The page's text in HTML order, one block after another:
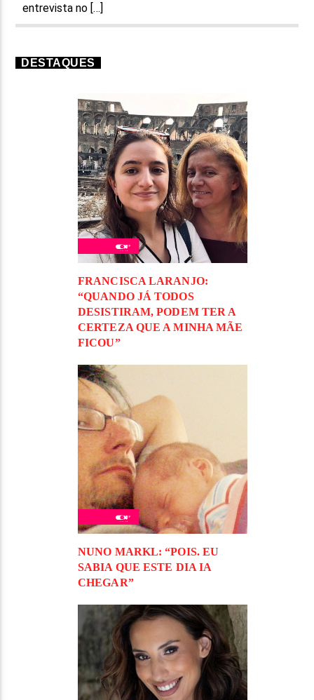
entrevista no […]
DESTAQUES
FRANCISCA LARANJO:
“QUANDO JÁ TODOS
DESISTIRAM, PODEM TER A
CERTEZA QUE A MINHA MÃE
FICOU”
NUNO MARKL: “POIS. EU
SABIA QUE ESTE DIA IA
CHEGAR”